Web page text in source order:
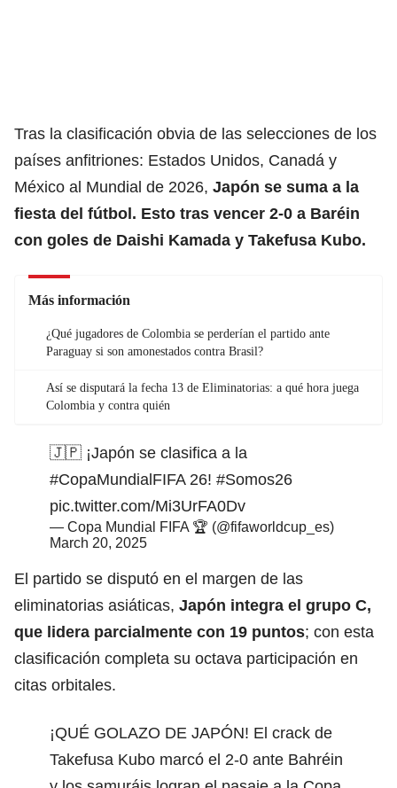
Tras la clasificación obvia de las selecciones de los
países anfitriones: Estados Unidos, Canadá y
México al Mundial de 2026, Japón se suma a la
fiesta del fútbol. Esto tras vencer 2-0 a Baréin
con goles de Daishi Kamada y Takefusa Kubo.
Más información
¿Qué jugadores de Colombia se perderían el partido ante
Paraguay si son amonestados contra Brasil?
Así se disputará la fecha 13 de Eliminatorias: a qué hora juega
Colombia y contra quién
🇯🇵 ¡Japón se clasifica a la
#CopaMundialFIFA26! #Somos26
pic.twitter.com/Mi3UrFA0Dv
— Copa Mundial FIFA 🏆 (@fifaworldcup_es)
March 20, 2025
El partido se disputó en el margen de las
eliminatorias asiáticas, Japón integra el grupo C,
que lidera parcialmente con 19 puntos; con esta
clasificación completa su octava participación en
citas orbitales.
¡QUÉ GOLAZO DE JAPÓN! El crack de
Takefusa Kubo marcó el 2-0 ante Bahréin